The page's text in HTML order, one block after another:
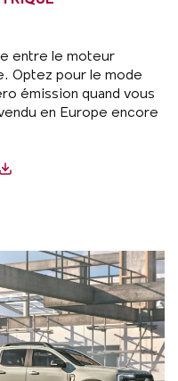
entre le moteur
Optez pour le mode
émission quand vous
en Europe encore